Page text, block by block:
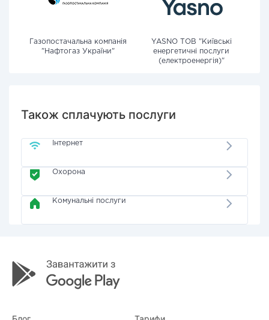
Газопостачальна компанія
"Нафтогаз України"
YASNO ТОВ "Київські
енергетичні послуги
(електроенергія)"
Також сплачують послуги
Інтернет
Охорона
Комунальні послуги